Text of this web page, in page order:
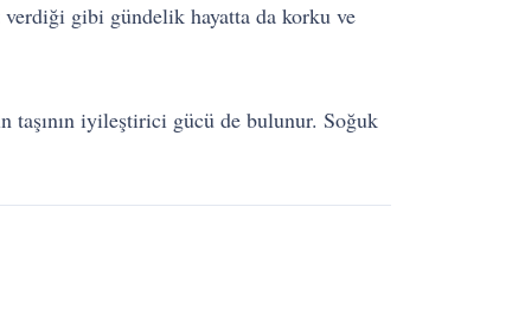
verdiği gibi gündelik hayatta da korku ve
taşının iyileştirici gücü de bulunur. Soğuk